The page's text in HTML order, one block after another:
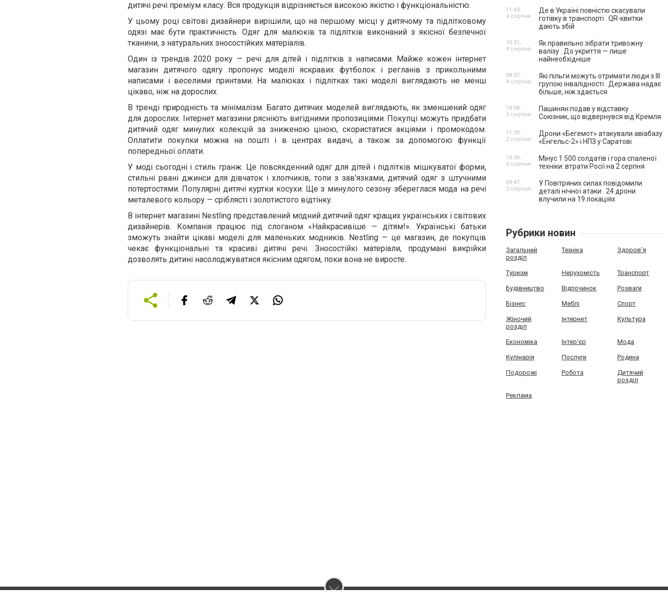
дитячі речі преміум класу. Вся продукція відрізняється високою якістю і функціональністю.
У цьому році світові дизайнери вирішили, що на першому місці у дитячому та підлітковому
одязі має бути практичність. Одяг для малюків та підлітків виконаний з якісної безпечної
тканини, з натуральних зносостійких матеріалів.
Один із трендів 2020 року — речі для дітей і підлітків з написами. Майже кожен інтернет
магазин дитячого одягу пропонує моделі яскравих футболок і регланів з прикольними
написами і веселими принтами. На малюках і підлітках такі моделі виглядають не менш
цікаво, ніж на дорослих.
В тренді природність та мінімалізм. Багато дитячих моделей виглядають, як зменшений одяг
для дорослих. Інтернет магазини рясніють вигідними пропозиціями. Покупці можуть придбати
дитячий одяг минулих колекцій за зниженою ціною, скористатися акціями і промокодом.
Оплатити покупки можна на пошті і в центрах видачі, а також за допомогою функції
попередньої оплати.
У моді сьогодні і стиль гранж. Це повсякденний одяг для дітей і підлітків мішкуватої форми,
стильні рвані джинси для дівчаток і хлопчиків, топи з зав'язками, дитячий одяг з штучними
потертостями. Популярні дитячі куртки косухи. Ще з минулого сезону збереглася мода на речі
металевого кольору — сріблясті і золотистого відтінку.
В інтернет магазині Nestling представлений ​​модний дитячий одяг кращих українських і світових
дизайнерів. Компанія працює під слоганом «Найкрасивіше — дітям!». Українські батьки
зможуть знайти цікаві моделі для маленьких модників. Nestling — це магазин, де покупців
чекає функціональні та красиві дитячі речі. Зносостійкі матеріали, продумані викрійки
дозволять дитині насолоджуватися якісним одягом, поки вона не виросте.
Де в Україні повністю скасували
готівку в транспорті . QR-квитки
дають збій
11:43,
4 серпня
Як правильно зібрати тривожну
валізу . До укриття — лише
найнеобхідніше
10:21,
4 серпня
Які пільги можуть отримати люди з III
групою інвалідності . Держава надає
більше, ніж здається
08:57,
4 серпня
Пашинян подав у відставку .
Союзник, що відвернувся від Кремля
14:08,
2 серпня
Дрони «Бегемот» атакували авіабазу
«Енгельс-2» і НПЗ у Саратові
11:39,
2 серпня
Мінус 1 500 солдатів і гора спаленої
техніки: втрати Росії на 2 серпня
10:39,
2 серпня
У Повітряних силах повідомили
деталі нічної атаки . 24 дрони
влучили на 19 локаціях
09:47,
2 серпня
Рубрики новин
Загальний
розділ
Техніка Здоров'я
Туризм Нерухомість Транспорт
Будівництво Відпочинок Розваги
Бізнес Меблі Спорт
Жіночий
розділ
Інтернет Культура
Економіка Інтер'єр Мода
Кулінарія Послуги Родина
Подорожі Робота
Дитячий
розділ
Реклама